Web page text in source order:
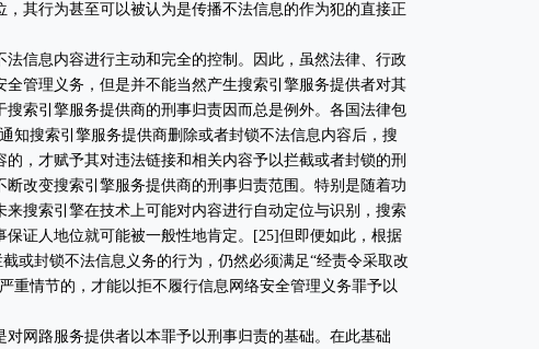
其行为甚至可以被认为是传播不法信息的作为犯的直接正
息内容进行主动和完全的控制。因此，虽然法律、行政
管理义务，但是并不能当然产生搜索引擎服务提供者对其
索引擎服务提供商的刑事归责因而总是例外。各国法律包
知搜索引擎服务提供商删除或者封锁不法信息内容后，搜
，才赋予其对违法链接和相关内容予以拦截或者封锁的刑
改变搜索引擎服务提供商的刑事归责范围。特别是随着功
搜索引擎在技术上可能对内容进行自动定位与识别，搜索
证人地位就可能被一般性地肯定。[25]但即便如此，根据
或封锁不法信息义务的行为，仍然必须满足“经责令采取改
重情节的，才能以拒不履行信息网络安全管理义务罪予以
路服务提供者以本罪予以刑事归责的基础。在此基础